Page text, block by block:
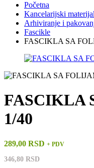
Početna
Kancelarijski materijal
Arhiviranje i
Fascikle
FASCIKLA SA
FASCIKLA
1/40
289,00 RSD + PDV
346,80 RSD